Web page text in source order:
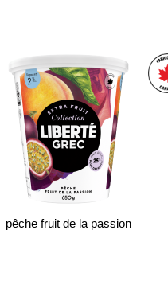
pêche fruit de la passion